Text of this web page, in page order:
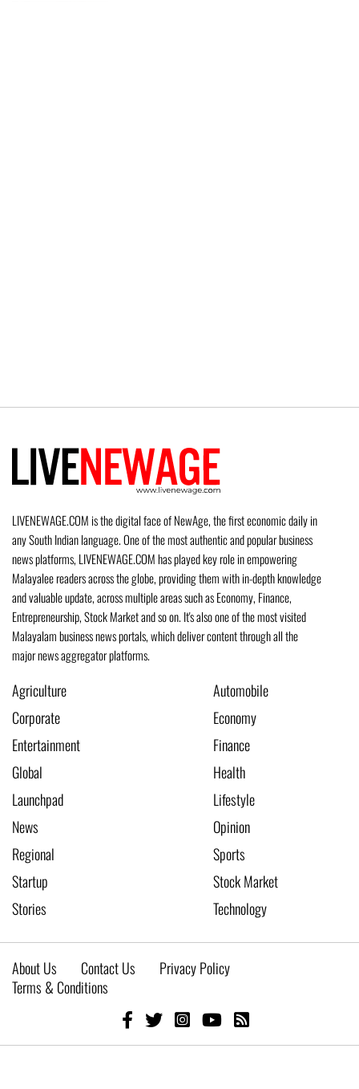
LIVENEWAGE.COM is the digital face of NewAge, the first economic daily in
any South Indian language. One of the most authentic and popular business
news platforms, LIVENEWAGE.COM has played key role in empowering
Malayalee readers across the globe, providing them with in-depth knowledge
and valuable update, across multiple areas such as Economy, Finance,
Entrepreneurship, Stock Market and so on. It's also one of the most visited
Malayalam business news portals, which deliver content through all the
major news aggregator platforms.
Agriculture
Automobile
Corporate
Economy
Entertainment
Finance
Global
Health
Launchpad
Lifestyle
News
Opinion
Regional
Sports
Startup
Stock Market
Stories
Technology
About Us Contact Us
Privacy Policy
Terms & Conditions